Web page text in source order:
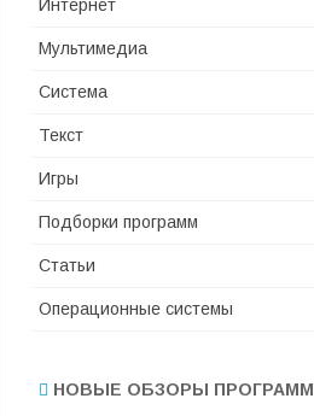
Интернет
Мультимедиа
Система
Текст
Игры
Подборки программ
Статьи
Операционные системы
НОВЫЕ ОБЗОРЫ ПРОГРАММ